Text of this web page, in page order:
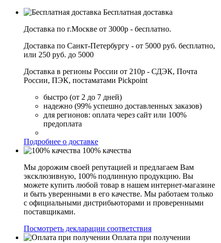
Бесплатная доставка
Доставка по г.Москве от 3000р - бесплатно.
Доставка по Санкт-Петербургу - от 5000 руб. бесплатно,
или 250 руб. до 5000
Доставка в регионы России от 210р - СДЭК, Почта
России, ПЭК, постаматами Pickpoint
быстро (от 2 до 7 дней)
надежно (99% успешно доставленных заказов)
для регионов: оплата через сайт или 100%
предоплата
Подробнее о доставке
100% качества
Мы дорожим своей репутацией и предлагаем Вам
эксклюзивную, 100% подлинную продукцию. Вы
можете купить любой товар в нашем интернет-магазине
и быть уверенными в его качестве. Мы работаем только
с официальными дистрибьюторами и проверенными
поставщиками.
Посмотреть декларации соответствия
Оплата при получении